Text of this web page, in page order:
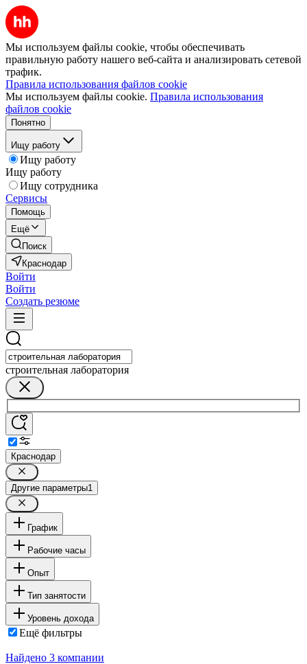
Мы используем файлы cookie, чтобы обеспечивать
правильную работу нашего веб-сайта и анализировать сетевой
трафик.
Правила использования файлов cookie
Мы используем файлы cookie. Правила использования
файлов cookie
Понятно
Ищу работу
Ищу работу
Ищу работу
Ищу сотрудника
Сервисы
Помощь
Ещё
Поиск
Краснодар
Войти
Войти
Создать резюме
строительная лаборатория
Краснодар
Другие параметры1
График
Рабочие часы
Опыт
Тип занятости
Уровень дохода
Ещё фильтры
Найдено 3 компании